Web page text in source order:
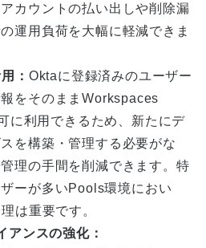
カウントの払い出しや削除漏
運用負荷を大幅に軽減できま
： Oktaに登録済みのユーザー
をそのままWorkspaces
に利用できるため、新たにデ
を構築・管理する必要がな
理の手間を削減できます。特
ーが多いPools環境におい
は重要です。
アンスの強化：